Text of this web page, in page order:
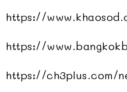
https://
https://
https://ch3plus.com/